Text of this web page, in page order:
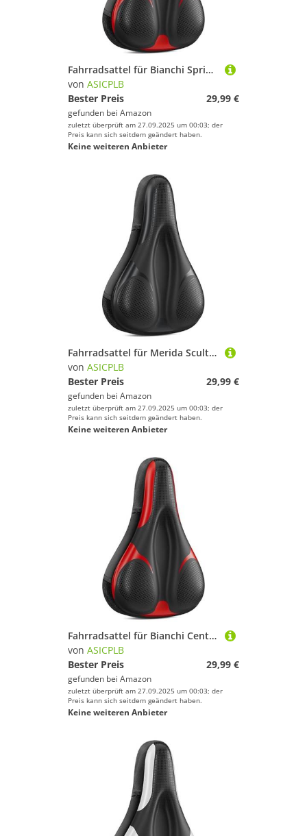
Fahrradsattel für Bianchi Sprint Disc - Ultegra 11sp Stelvio Super Pista Test, Bequemer Stoßdämpfender PU-Fahrradsitzkissen, Atmungsaktiv Mountainbikesättel für Tägliche Reisen und Wandern
von ASICPLB
Bester Preis
29,99 €
gefunden bei Amazon
zuletzt überprüft am 27.09.2025 um 00:03; der
Preis kann sich seitdem geändert haben.
Keine weiteren Anbieter
Fahrradsattel für Merida Scultura CF4 Team-E (Rim-Brake) Scultura CF905, Bequemer Stoßdämpfender PU-Fahrradsitzkissen, Atmungsaktiv Mountainbikesättel für Tägliche Reisen und Wandern,A
von ASICPLB
Bester Preis
29,99 €
gefunden bei Amazon
zuletzt überprüft am 27.09.2025 um 00:03; der
Preis kann sich seitdem geändert haben.
Keine weiteren Anbieter
Fahrradsattel für Bianchi Centostrade Cross Concept DAMA Bianca Elle E-Arcadex, Bequemer Stoßdämpfender PU-Fahrradsitzkissen, Atmungsaktiv Mountainbikesättel für Tägliche Reisen und Wandern
von ASICPLB
Bester Preis
29,99 €
gefunden bei Amazon
zuletzt überprüft am 27.09.2025 um 00:03; der
Preis kann sich seitdem geändert haben.
Keine weiteren Anbieter